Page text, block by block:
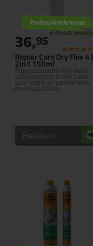
Repair Care Dry Flex 4 |
2in1 150ml
Reparatiepasta met beide
componenten in één koker
voor snelle en permanente
houtreparaties
Professionele keuze
36,95
Bekijken